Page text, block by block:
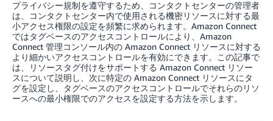
プライバシー規制を遵守するため、コンタクトセンターの管理者
は、コンタクトセンター内で使用される機密リソースに対する最
小アクセス権限の設定を頻繁に求められます。Amazon Connect
ではタグベースのアクセスコントロールにより、Amazon
Connect 管理コンソール内の Amazon Connect リソースに対する
より細かいアクセスコントロールを有効にできます。この記事で
は、リソースタグ付けをサポートする Amazon Connect リソー
スについて説明し、次に特定の Amazon Connect リソースにタ
グを設定し、タグベースのアクセスコントロールでそれらのリソ
ースへの最小権限でのアクセスを設定する方法を示します。